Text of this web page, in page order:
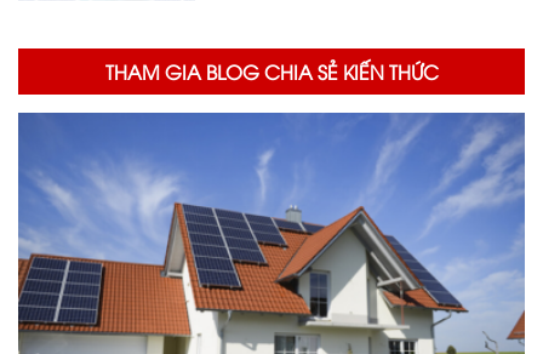
THAM GIA BLOG CHIA SẺ KIẾN THỨC